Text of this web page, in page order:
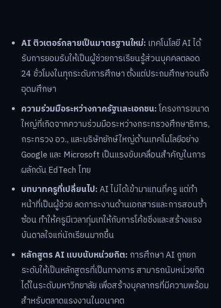
AI ติวเตอร์กลายเป็นมาตรฐานใหม่: เทคโนโลยี AI ได้
รับการยอมรับให้เป็นผู้ช่วยการเรียนรู้ส่วนบุคคลตลอด
24 ชั่วโมงในทุกระดับการศึกษา ตั้งแต่ประถมศึกษาจนถึง
อุดมศึกษา
ความร่วมมือระหว่างภาครัฐและเอกชน:โครงการขนาด
ใหญ่ที่เกิดจากความร่วมมือระหว่างกระทรวงศึกษาธิการ,
กระทรวง อว., และบริษัทยักษ์ใหญ่ด้านเทคโนโลยีอย่าง
Google และ Microsoft เป็นแรงขับเคลื่อนสำคัญในการ
ผลักดัน EdTech ไทย
บทบาทครูที่เปลี่ยนไป:AI ไม่ได้เข้ามาแทนที่ครู แต่ทำ
หน้าที่เป็นผู้ช่วย ลดภาระงานด้านเอกสารและการสอนซ้ำ
ซ้อน ทำให้ครูมีเวลาทุ่มเทให้กับการโค้ชชิ่งและสร้างแรง
บันดาลใจแก่นักเรียนมากขึ้น
หลักสูตร AI แบบนับหน่วยกิต: การศึกษา AI ถูกยก
ระดับให้เป็นหลักสูตรที่เป็นทางการ สามารถนับหน่วยกิต
ได้ในระดับมหาวิทยาลัย เพื่อสร้างบุคลากรที่มีความพร้อม
สำหรับตลาดแรงงานในอนาคต